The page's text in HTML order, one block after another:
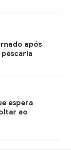
após
espera
ao